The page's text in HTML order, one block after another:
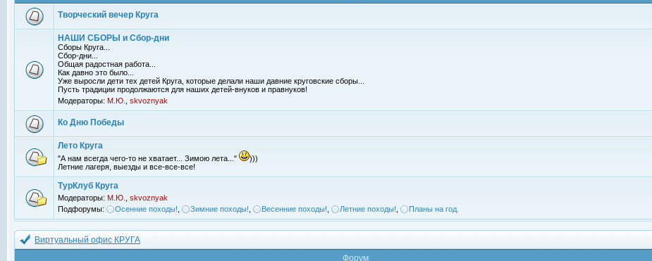
Творческий вечер Круга
НАШИ СБОРЫ и Сбор-дни
Сборы Круга...
Сбор-дни...
Общая радостная работа...
Как давно это было...
Уже выросли дети тех детей Круга, которые делали наши давние круговские сборы...
Пусть традиции продолжаются для наших детей-внуков и правнуков!
Модераторы: М.Ю. skvoznyak
Ко Дню Победы
Лето Круга
"А нам всегда чего-то не хватает... Зимою лета..."
)))
Летние лагеря, выезды и все-все-все!
ТурКлуб Круга
Модераторы: М.Ю.
skvoznyak
Подфорумы:
Осенние походы! Зимние походы! Весенние походы! Летние походы! Планы на год.
Виртуальный офис КРУГА
Форум